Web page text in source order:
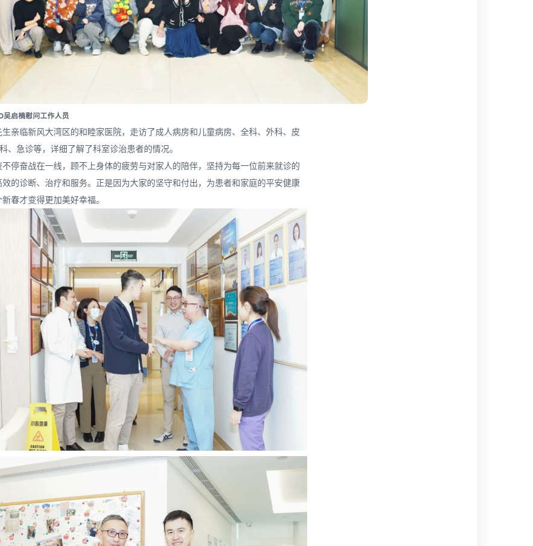
启楠慰问工作人员
亲临新风大湾区的和睦家医院，走访了成人病房和儿童病房、全科、外科、皮
、急诊等，详细了解了科室诊治患者的情况。
停奋战在一线，顾不上身体的疲劳与对家人的陪伴，坚持为每一位前来就诊的
的诊断、治疗和服务。正是因为大家的坚守和付出，为患者和家庭的平安健康
春才变得更加美好幸福。